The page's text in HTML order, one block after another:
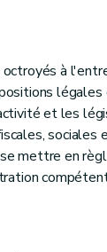
à
légales
et les
sociales
mettre en